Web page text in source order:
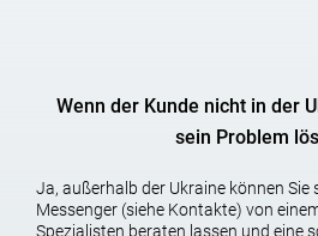
wurde geklärt. Die Notwendigkeit einer
Personen, die sich für die Ausstellung
der Frage der Anerkennung als
klargestellt. Es wurden zwei
ermittelt, für die Unterschiede sowohl in
Beantragung einer Arbeitserlaubnis als
Wenn der Kunde nicht in der
sein Problem
Ja, außerhalb der Ukraine können Sie
Messenger (siehe Kontakte) von
Spezialisten beraten lassen und eine